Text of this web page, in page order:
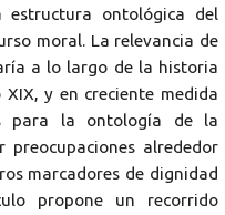
ontológica del
moral. La relevancia de
a lo largo de la historia
y en creciente medida
para la ontología de la
alrededor
marcadores de dignidad
propone un recorrido